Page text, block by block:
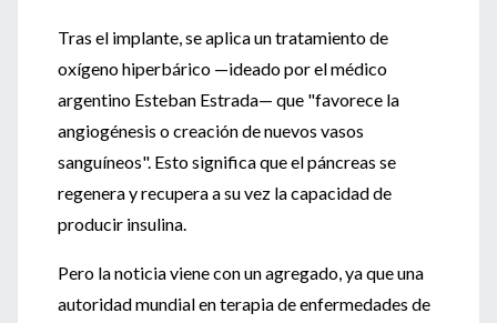
Tras el implante, se aplica un tratamiento de
oxígeno hiperbárico —ideado por el médico
argentino Esteban Estrada— que "favorece la
angiogénesis o creación de nuevos vasos
sanguíneos". Esto significa que el páncreas se
regenera y recupera a su vez la capacidad de
producir insulina.
Pero la noticia viene con un agregado, ya que una
autoridad mundial en terapia de enfermedades de